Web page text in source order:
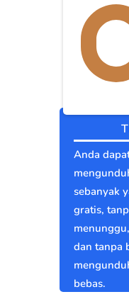
Anda
sebanyak
gratis,
dan tanpa
bebas.